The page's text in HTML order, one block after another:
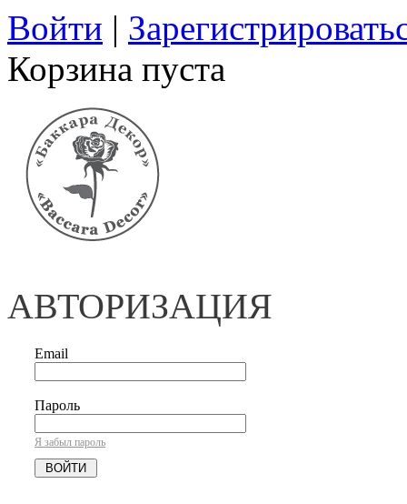
Войти |
Корзина пуста
АВТОРИЗАЦИЯ
Email
Пароль
Я забыл пароль